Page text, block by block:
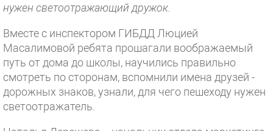
нужен светоотражающий дружок.
Вместе с инспектором ГИБДД Люцией
Масалимовой ребята прошагали воображаемый
путь от дома до школы, научились правильно
смотреть по сторонам, вспомнили имена друзей -
дорожных знаков, узнали, для чего пешеходу нужен
светоотражатель.